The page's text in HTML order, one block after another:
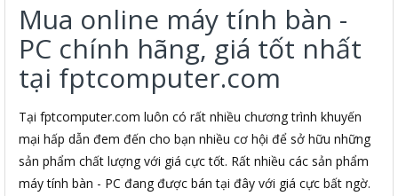
Mua online máy tính bàn -
PC chính hãng, giá tốt nhất
tại fptcomputer.com
Tại fptcomputer.com luôn có rất nhiều chương trình khuyến
mại hấp dẫn đem đến cho bạn nhiều cơ hội để sở hữu những
sản phẩm chất lượng với giá cực tốt. Rất nhiều các sản phẩm
máy tính bàn - PC đang được bán tại đây với giá cực bất ngờ.